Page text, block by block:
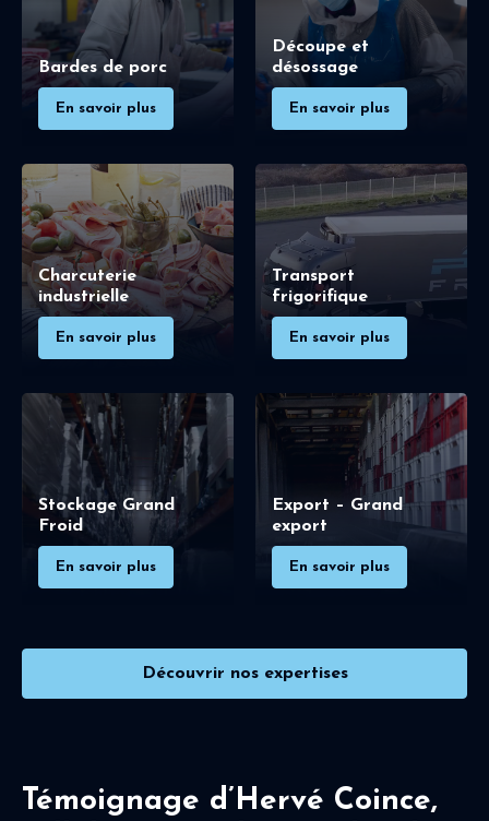
Bardes de porc
En savoir plus
Découpe et
désossage
En savoir plus
Charcuterie
industrielle
En savoir plus
Transport
frigorifique
En savoir plus
Stockage Grand
Froid
En savoir plus
Export – Grand
export
En savoir plus
Découvrir nos expertises
Témoignage d’Hervé Coince,